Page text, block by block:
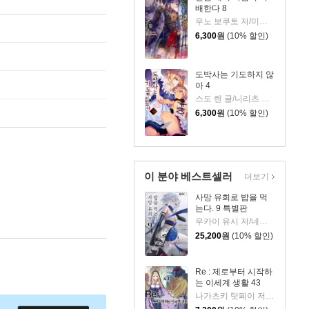
배한다 8
6,300원 (10% 할인)
도박사는 기도하지 않
아 4
스도 렌 글/니리츠 그림/정혜원 역
6,300원 (10% 할인)
이 분야 베스트셀러
사망 유희로 밥을 먹
는다. 9 특별판
우카이 유시 저/네코메타루 그림/이희경 역
25,200원 (10% 할인)
Re : 제로부터 시작하
는 이세계 생활 43
나가츠키 탓페이 저/오츠카 신이치로 그림
더보기